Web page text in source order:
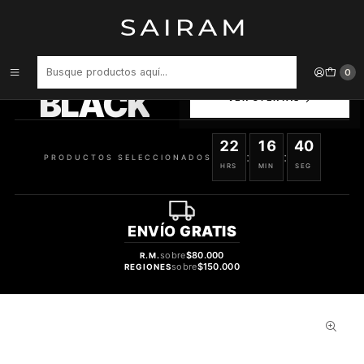
0
PERFUME BHARARA VIKING KASHMIR UNISEX EDP 100 ML
BLACK
SELECCIONADOS
PRODUCTOS SELECCIONADOS
22
HRS
:
16
MIN
:
39
SEG
ENVÍO GRATIS
R.M.sobre$80.000
REGIONESsobre$150.000